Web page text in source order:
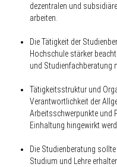
dezentralen und
arbeiten.
Die Tätigkeit der
Hochschule stärker
und Studienfachberatung
Tätigkeitsstruktur und
Verantwortlichkeit der
Arbeitsschwerpunkte und
Einhaltung hingewirkt
Die Studienberatung
Studium und Lehre